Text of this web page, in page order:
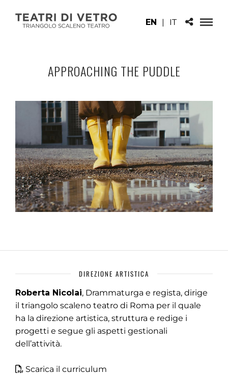
EN | IT
APPROACHING THE PUDDLE
DIREZIONE ARTISTICA
Roberta Nicolai, Drammaturga e regista, dirige
il triangolo scaleno teatro di Roma per il quale
ha la direzione artistica, struttura e redige i
progetti e segue gli aspetti gestionali
dell’attività.
Scarica il curriculum